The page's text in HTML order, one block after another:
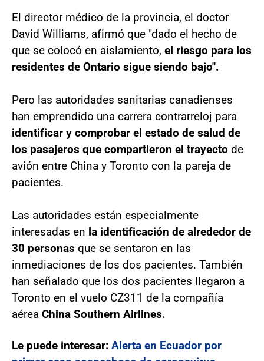
El director médico de la provincia, el doctor
David Williams, afirmó que "dado el hecho de
que se colocó en aislamiento, el riesgo para los
residentes de Ontario sigue siendo bajo".
Pero las autoridades sanitarias canadienses
han emprendido una carrera contrarreloj para
identificar y comprobar el estado de salud de
los pasajeros que compartieron el trayecto de
avión entre China y Toronto con la pareja de
pacientes.
Las autoridades están especialmente
interesadas en la identificación de alrededor de
30 personas que se sentaron en las
inmediaciones de los dos pacientes. También
han señalado que los dos pacientes llegaron a
Toronto en el vuelo CZ311 de la compañía
aérea China Southern Airlines.
Le puede interesar: Alerta en Ecuador por